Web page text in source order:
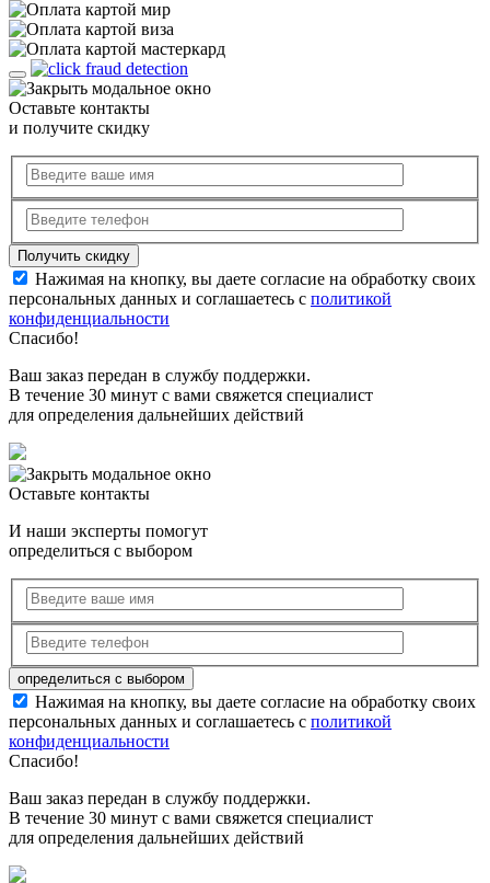
Оставьте контакты
и получите скидку
Нажимая на кнопку, вы даете согласие на обработку своих
персональных данных и соглашаетесь с политикой
конфиденциальности
Спасибо!
Ваш заказ передан в службу поддержки.
В течение 30 минут с вами свяжется специалист
для определения дальнейших действий
Оставьте контакты
И наши эксперты помогут
определиться с выбором
Нажимая на кнопку, вы даете согласие на обработку своих
персональных данных и соглашаетесь с политикой
конфиденциальности
Спасибо!
Ваш заказ передан в службу поддержки.
В течение 30 минут с вами свяжется специалист
для определения дальнейших действий